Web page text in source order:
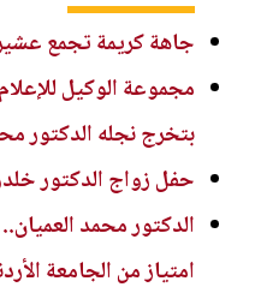
جاهة كريمة تجمع
مجموعة الوكيل
بتخرج نجله الدكتور
حفل زواج الدكتور
الدكتور محمد
امتياز من الجامعة